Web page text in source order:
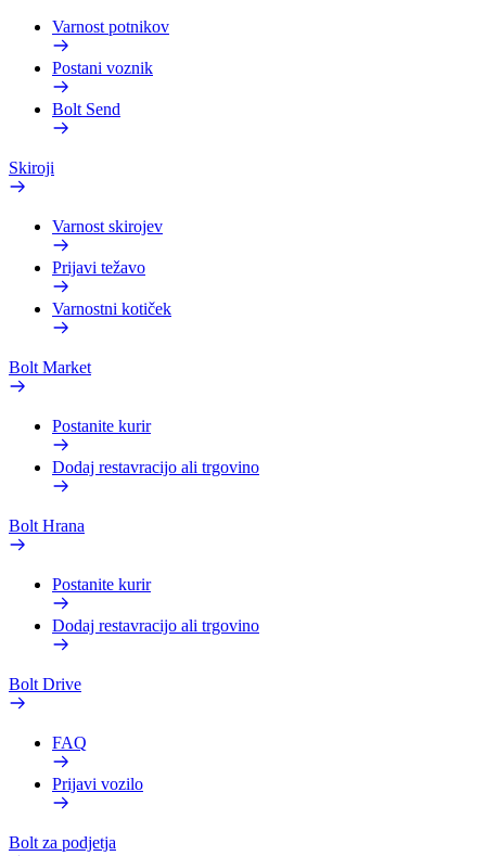
Varnost potnikov
Postani voznik
Bolt Send
Skiroji
Varnost skirojev
Prijavi težavo
Varnostni kotiček
Bolt Market
Postanite kurir
Dodaj restavracijo ali trgovino
Bolt Hrana
Postanite kurir
Dodaj restavracijo ali trgovino
Bolt Drive
FAQ
Prijavi vozilo
Bolt za podjetja